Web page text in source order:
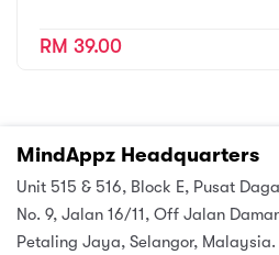
RM 39.00
MindAppz Headquarters
Unit 515 & 516, Block E, Pusat
No. 9, Jalan 16/11, Off Jalan
Petaling Jaya, Selangor, Malaysia.